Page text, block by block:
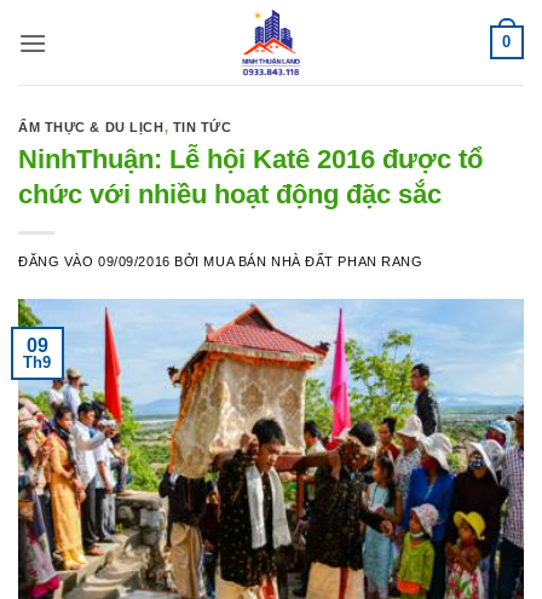
qua
0
ẨM THỰC & DU LỊCH, TIN TỨC
NinhThuận: Lễ hội Katê 2016 được tổ
chức với nhiều hoạt động đặc sắc
ĐĂNG VÀO09/09/2016 BỞI MUA BÁN NHÀ ĐẤT PHAN RANG
09
Th9